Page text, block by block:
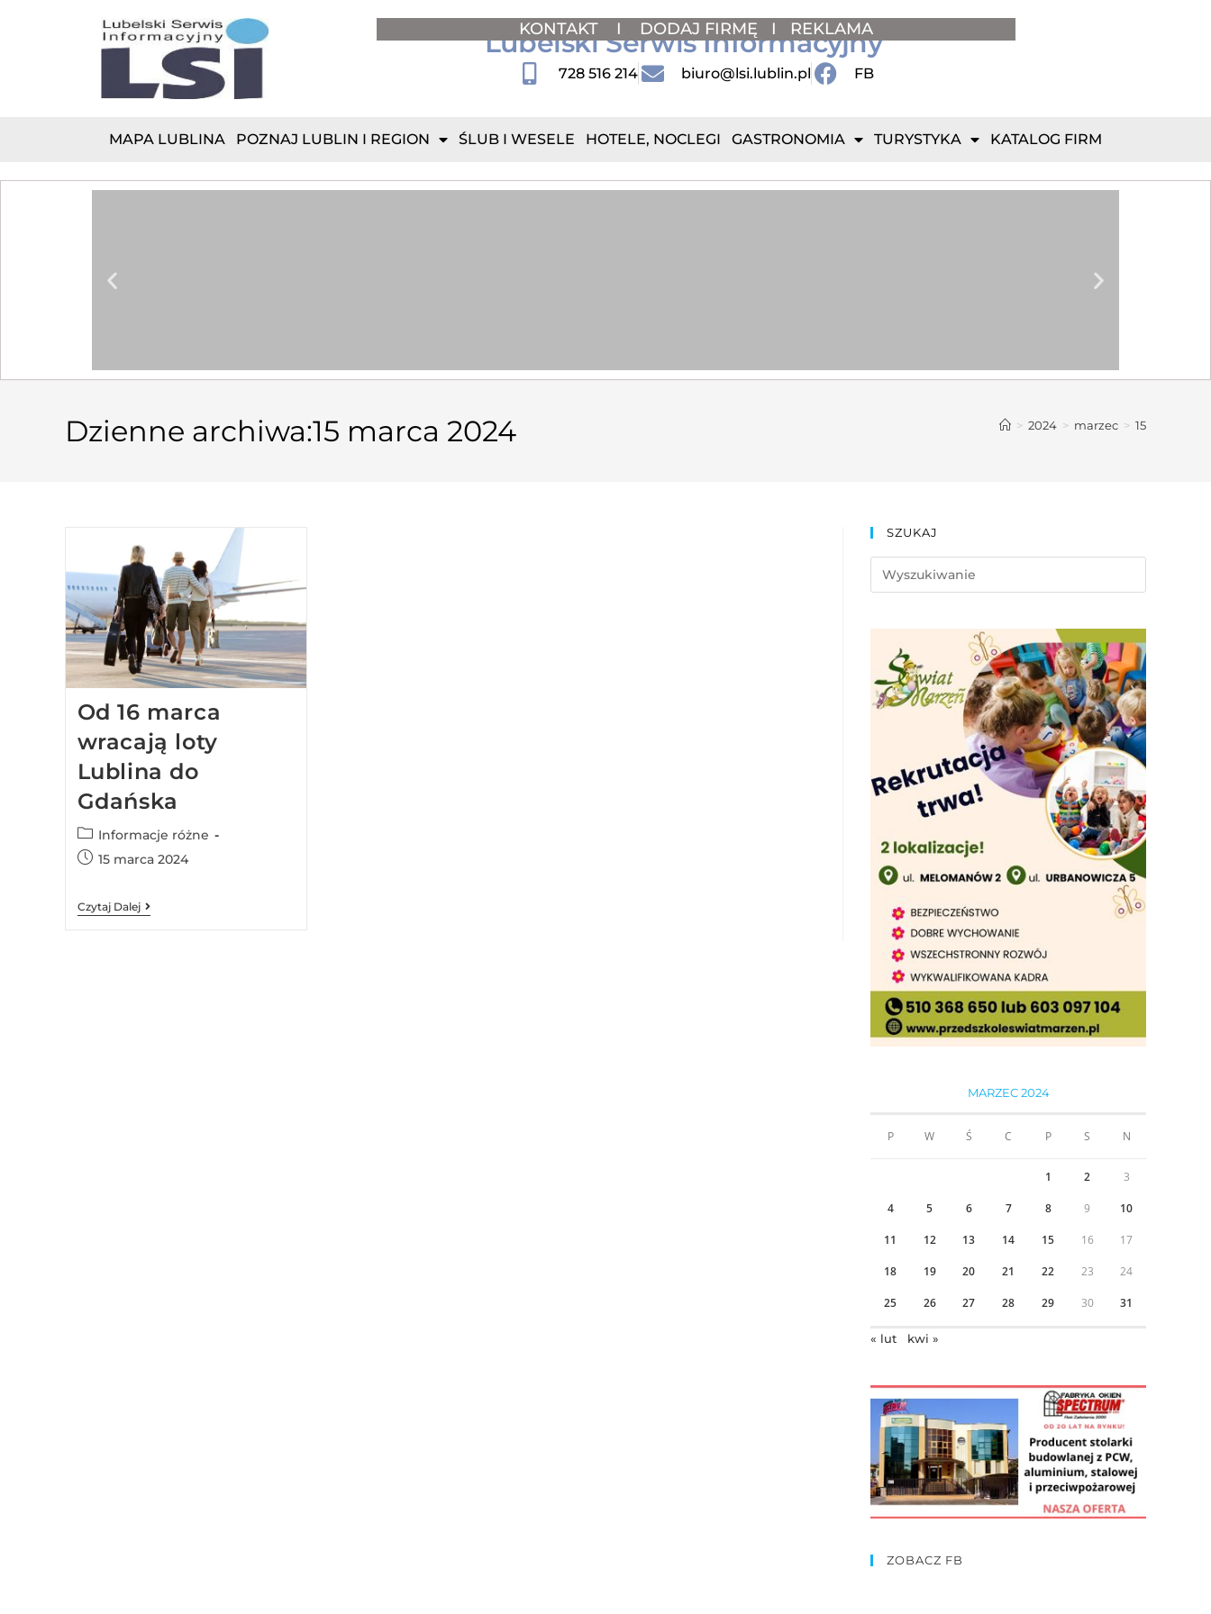
KONTAKT I DODAJ FIRMĘ I REKLAMA
Lubelski Serwis Informacyjny
728 516 214 biuro@lsi.lublin.pl FB
MAPA LUBLINA POZNAJ LUBLIN I REGION ŚLUB I WESELE HOTELE, NOCLEGI GASTRONOMIA TURYSTYKA KATALOG FIRM
Dzienne archiwa:15 marca 2024 > 2024 > marzec > 15
Od 16 marca
wracają loty
Lublina do
Gdańska
Informacje różne
15 marca 2024
Czytaj Dalej
SZUKAJ
MARZEC 2024
P W Ś C P S N
1 2 3
4 5 6 7 8 9 10
11 12 13 14 15 16 17
18 19 20 21 22 23 24
25 26 27 28 29 30 31
« lut kwi »
ZOBACZ FB